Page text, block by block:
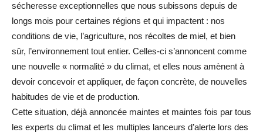
sécheresse exceptionnelles que nous subissons depuis de
longs mois pour certaines régions et qui impactent : nos
conditions de vie, l’agriculture, nos récoltes de miel, et bien
sûr, l’environnement tout entier. Celles-ci s’annoncent comme
une nouvelle « normalité » du climat, et elles nous amènent à
devoir concevoir et appliquer, de façon concrète, de nouvelles
habitudes de vie et de production.
Cette situation, déjà annoncée maintes et maintes fois par tous
les experts du climat et les multiples lanceurs d’alerte lors des